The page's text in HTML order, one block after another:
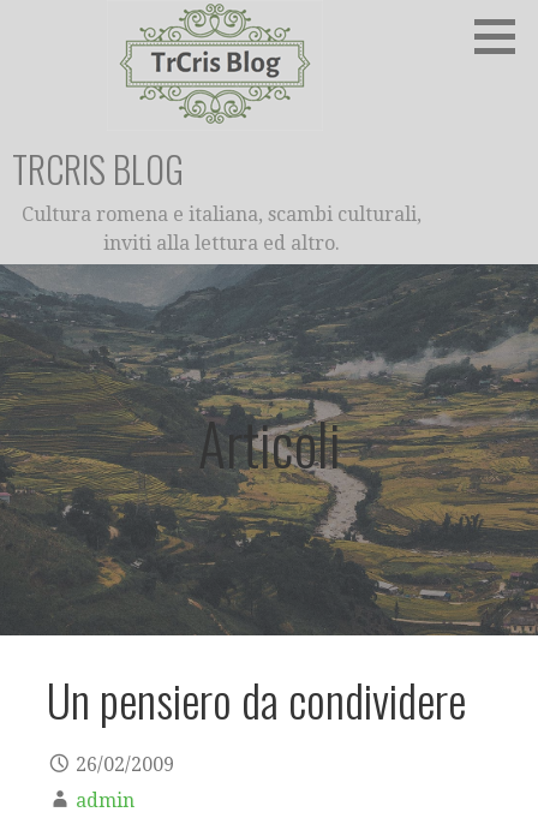
TRCRIS BLOG
Cultura romena e italiana, scambi culturali,
inviti alla lettura ed altro.
Articoli
Un pensiero da condividere
26/02/2009
admin